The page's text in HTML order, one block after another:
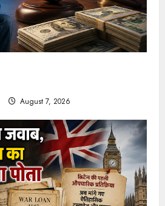
August 7, 2026